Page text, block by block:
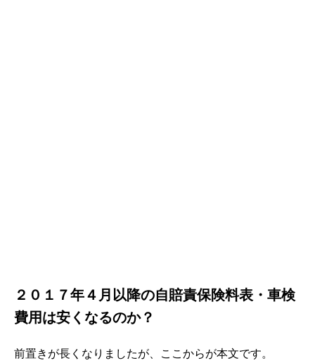
２０１７年４月以降の自賠責保険料表・車検
費用は安くなるのか？
前置きが長くなりましたが、ここからが本文です。